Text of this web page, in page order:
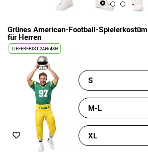
Grünes American-Football-Spielerkostüm
für Herren
LIEFERFRIST 24H/48H
S
M-L
XL